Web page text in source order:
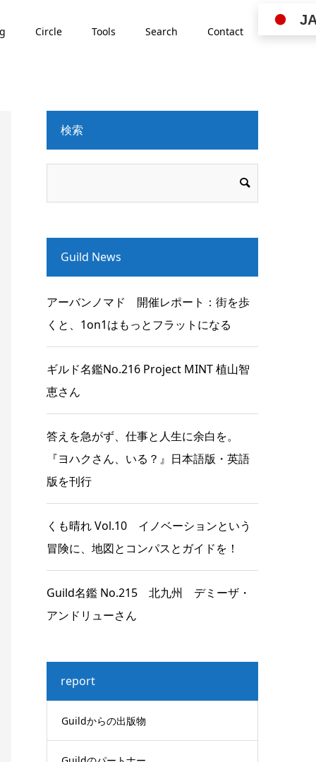
Circle Tools Search Contact
JA
検索
Guild News
アーバンノマド 開催レポート：街を歩
くと、1on1はもっとフラットになる
ギルド名鑑No.216 Project MINT 植山智
恵さん
答えを急がず、仕事と人生に余白を。
『ヨハクさん、いる？』日本語版・英語
版を刊行
くも晴れ Vol.10 イノベーションという
冒険に、地図とコンパスとガイドを！
Guild名鑑 No.215 北九州 デミーザ・
アンドリューさん
report
Guildからの出版物